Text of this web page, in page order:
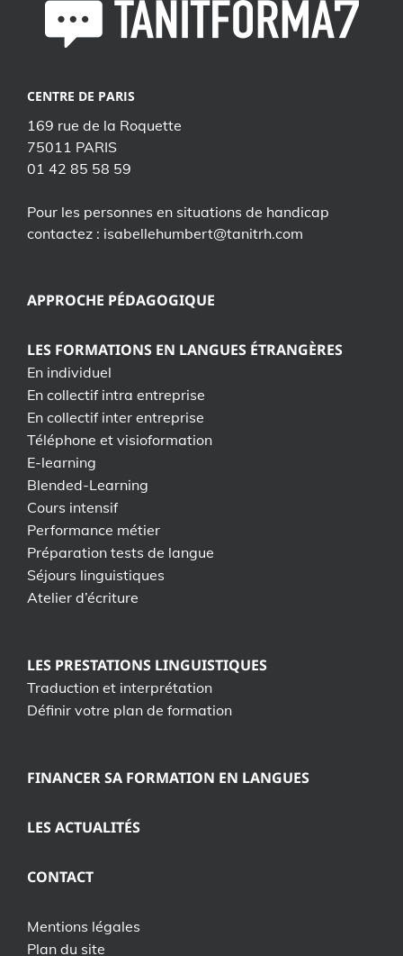
CENTRE DE PARIS
169 rue de la Roquette
75011 PARIS
01 42 85 58 59
Pour les personnes en situations de handicap
contactez : isabellehumbert@tanitrh.com
APPROCHE PÉDAGOGIQUE
LES FORMATIONS EN LANGUES ÉTRANGÈRES
En individuel
En collectif intra entreprise
En collectif inter entreprise
Téléphone et visioformation
E-learning
Blended-Learning
Cours intensif
Performance métier
Préparation tests de langue
Séjours linguistiques
Atelier d’écriture
LES PRESTATIONS LINGUISTIQUES
Traduction et interprétation
Définir votre plan de formation
FINANCER SA FORMATION EN LANGUES
LES ACTUALITÉS
CONTACT
Mentions légales
Plan du site